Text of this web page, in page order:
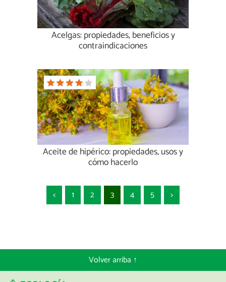
Acelgas: propiedades, beneficios y
contraindicaciones
Aceite de hipérico: propiedades, usos y
cómo hacerlo
< 1 2 3 4 5 >
Volver arriba ↑